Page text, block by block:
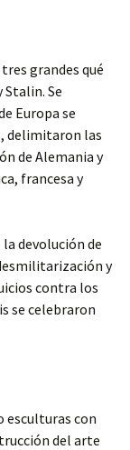
grandes qué
Se
Europa se
delimitaron las
de Alemania y
francesa y
devolución de
y
contra los
se celebraron
esculturas con
del arte